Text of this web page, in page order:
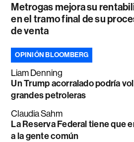
Metrogas mejora su
en el tramo final de su
de venta
OPINIÓN BLOOMBERG
Liam Denning
Un Trump acorralado podría
grandes petroleras
Claudia Sahm
La Reserva Federal tiene que
a la gente común